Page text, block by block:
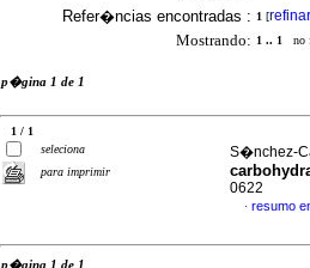
Refer�ncias encontradas : 1 [refinar
Mostrando: 1 .. 1 no
p�gina 1 de 1
1 / 1
seleciona
para imprimir
S�nchez-
0622
· resumo
p�gina 1 de 1